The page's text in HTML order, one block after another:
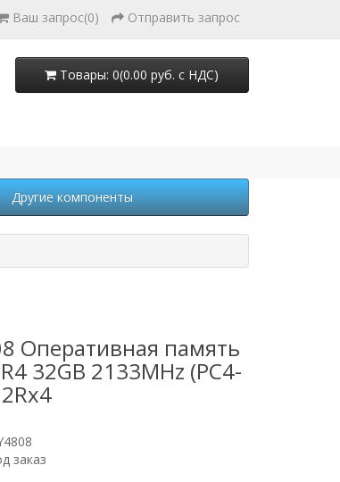
Ваш запрос(0) Отправить запрос
Товары: 0(0.00 руб. с НДС)
Другие компоненты
Оперативная память
32GB 2133MHz (PC4-
заказ